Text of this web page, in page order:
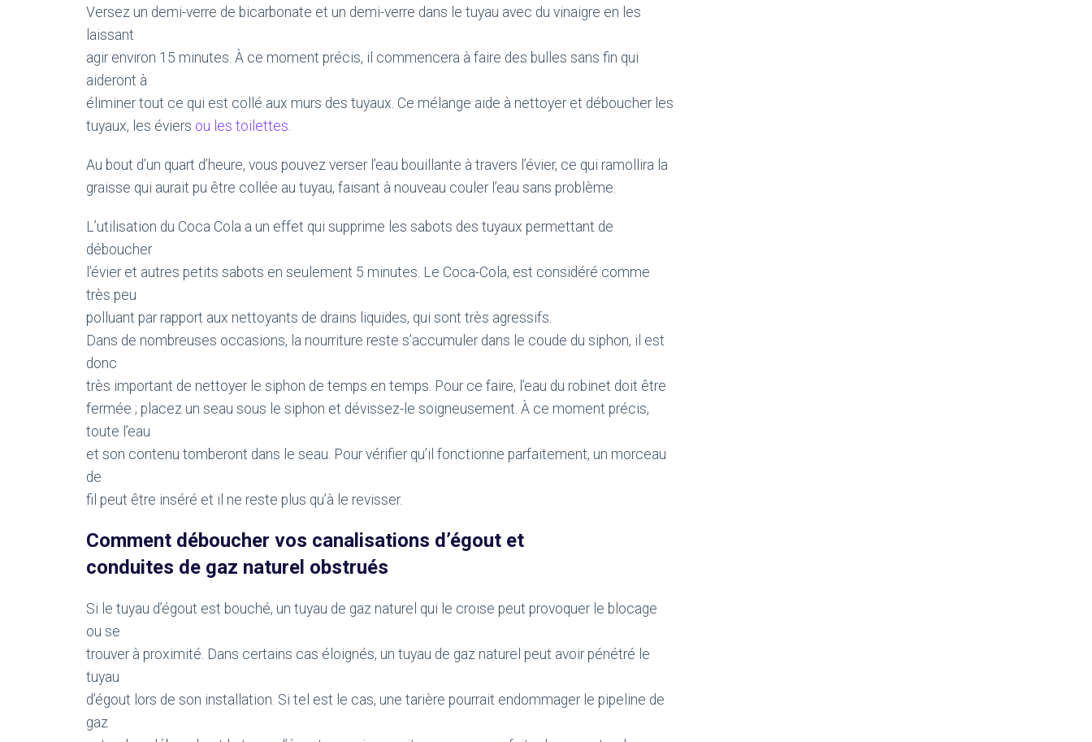
Versez un demi-verre de bicarbonate et un demi-verre dans le tuyau avec du vinaigre en les
laissant
agir environ 15 minutes. À ce moment précis, il commencera à faire des bulles sans fin qui
aideront à
éliminer tout ce qui est collé aux murs des tuyaux. Ce mélange aide à nettoyer et déboucher les
tuyaux, les éviers ou les toilettes.
Au bout d’un quart d’heure, vous pouvez verser l’eau bouillante à travers l’évier, ce qui ramollira la
graisse qui aurait pu être collée au tuyau, faisant à nouveau couler l’eau sans problème.
L’utilisation du Coca Cola a un effet qui supprime les sabots des tuyaux permettant de
déboucher
l’évier et autres petits sabots en seulement 5 minutes. Le Coca-Cola, est considéré comme
très peu
polluant par rapport aux nettoyants de drains liquides, qui sont très agressifs.
Dans de nombreuses occasions, la nourriture reste s’accumuler dans le coude du siphon, il est
donc
très important de nettoyer le siphon de temps en temps. Pour ce faire, l’eau du robinet doit être
fermée ; placez un seau sous le siphon et dévissez-le soigneusement. À ce moment précis,
toute l’eau
et son contenu tomberont dans le seau. Pour vérifier qu’il fonctionne parfaitement, un morceau
de
fil peut être inséré et il ne reste plus qu’à le revisser.
Comment déboucher vos canalisations d’égout et
conduites de gaz naturel obstrués
Si le tuyau d’égout est bouché, un tuyau de gaz naturel qui le croise peut provoquer le blocage
ou se
trouver à proximité. Dans certains cas éloignés, un tuyau de gaz naturel peut avoir pénétré le
tuyau
d’égout lors de son installation. Si tel est le cas, une tarière pourrait endommager le pipeline de
gaz